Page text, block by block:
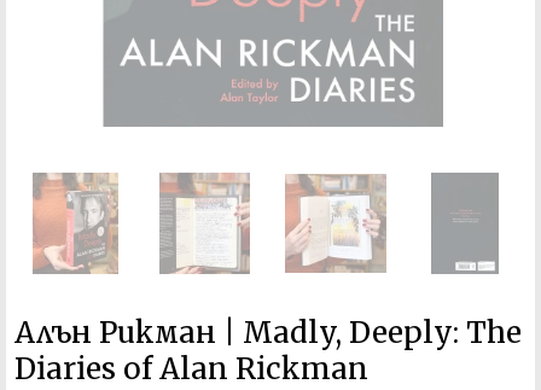
Алън Рикман | Madly, Deeply: The
Diaries of Alan Rickman